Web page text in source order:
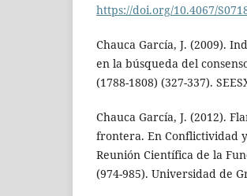
https://doi.org/10.4067/
Chauca García, J. (2009).
en la búsqueda del
(1788-1808) (327-337).
Chauca García, J. (2012).
frontera. En Conflictividad
Reunión Científica de la
(974-985). Universidad de